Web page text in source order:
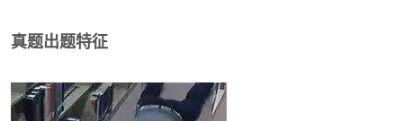
真题出题特征